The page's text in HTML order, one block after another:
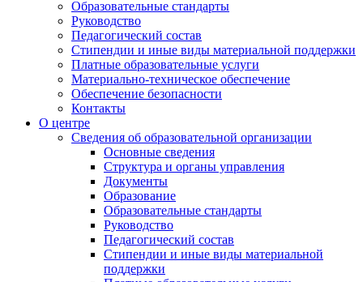
Образовательные стандарты
Руководство
Педагогический состав
Стипендии и иные виды материальной поддержки
Платные образовательные услуги
Материально-техническое обеспечение
Обеспечение безопасности
Контакты
О центре
Сведения об образовательной организации
Основные сведения
Структура и органы управления
Документы
Образование
Образовательные стандарты
Руководство
Педагогический состав
Стипендии и иные виды материальной
поддержки